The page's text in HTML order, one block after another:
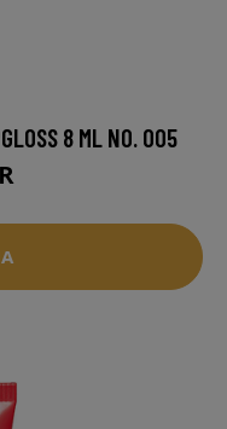
8 ML NO. 005